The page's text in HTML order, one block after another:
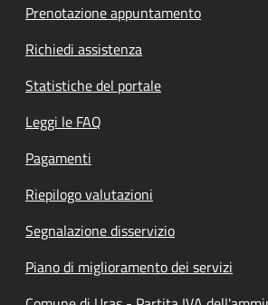
Prenotazione appuntamento
Richiedi assistenza
Statistiche del portale
Leggi le FAQ
Pagamenti
Riepilogo valutazioni
Segnalazione disservizio
Piano di miglioramento dei servizi